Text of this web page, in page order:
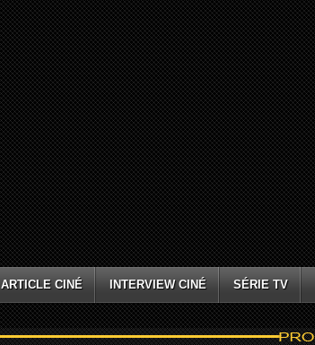
ARTICLE CINÉ INTERVIEW CINÉ SÉRIE TV